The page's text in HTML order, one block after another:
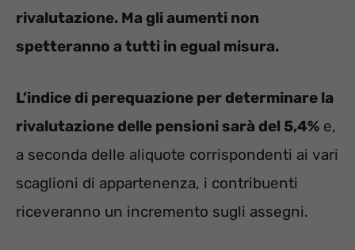
rivalutazione. Ma gli aumenti non
spetteranno a tutti in egual misura.
L’indice di perequazione per determinare la
rivalutazione delle pensioni sarà del 5,4% e,
a seconda delle aliquote corrispondenti ai vari
scaglioni di appartenenza, i contribuenti
riceveranno un incremento sugli assegni.